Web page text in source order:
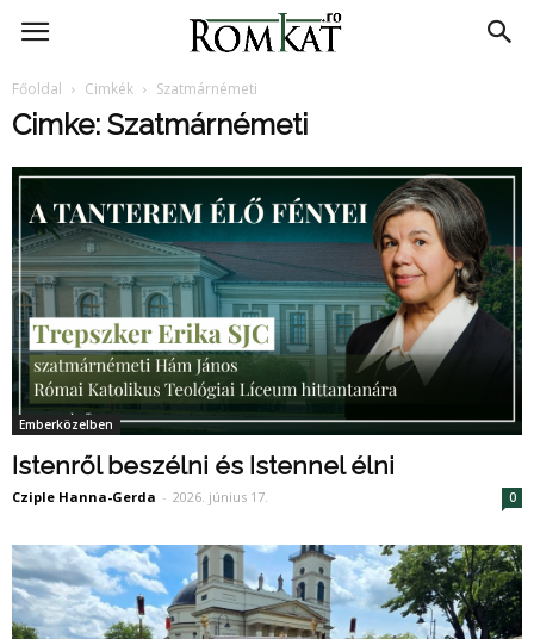
RomKat.ro
Főoldal Cimkék Szatmárnémeti
Cimke: Szatmárnémeti
Emberközelben
Istenről beszélni és Istennel élni
Cziple Hanna-Gerda - 2026. június 17. 0